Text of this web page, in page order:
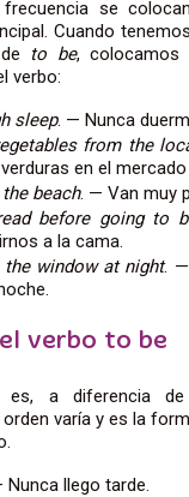
se
Cuando
to be, colocamos
verbo:
sleep. — Nunca
from the
en el
beach. — Van muy
before going to
a la cama.
window at night. —
verbo to be
es, a diferencia
orden varía y es la
Nunca llego tarde.